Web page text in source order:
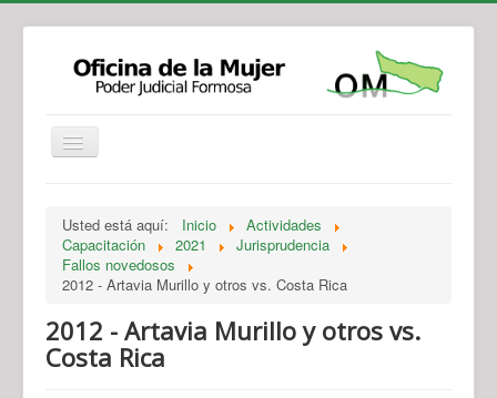
Legislación
Novedades
Recursos y Servicios de Atención
Usted está aquí: Inicio
Actividades
Capacitación
2021
Jurisprudencia
Fallos novedosos
2012 - Artavia Murillo y otros vs. Costa Rica
2012 - Artavia Murillo y otros vs.
Costa Rica